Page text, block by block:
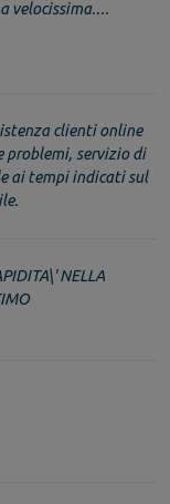
velocissima....
clienti online
problemi, servizio di
ai tempi indicati sul
NELLA